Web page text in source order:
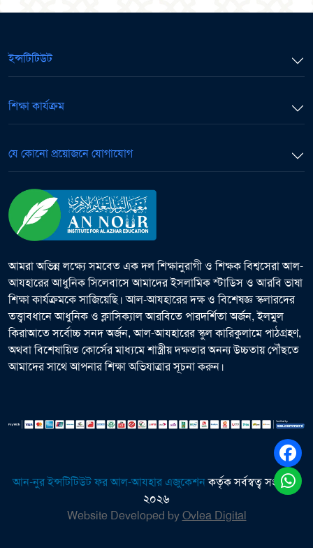
ইন্সটিটিউট
শিক্ষা কার্যক্রম
যে কোনো প্রয়োজনে যোগাযোগ
আমরা অভিন্ন লক্ষ্যে সমবেত এক দল শিক্ষানুরাগী ও শিক্ষক বিশ্বসেরা আল-
আযহারের আধুনিক সিলেবাসে আমাদের ইসলামিক স্টাডিস ও আরবি ভাষা
শিক্ষা কার্যক্রমকে সাজিয়েছি। আল-আযহারের দক্ষ ও বিশেষজ্ঞ স্কলারদের
তত্ত্বাবধানে আধুনিক ও ক্লাসিক্যাল আরবিতে পারদর্শিতা অর্জন, ইলমুল
কিরাআতে সর্বোচ্চ সনদ অর্জন, আল-আযহারের স্কুল কারিকুলামে পাঠগ্রহণ,
অথবা বিশেষায়িত কোর্সের মাধ্যমে শাস্ত্রীয় দক্ষতার অনন্য উচ্চতায় পৌঁছতে
আমাদের সাথে আপনার শিক্ষা অভিযাত্রার সূচনা করুন।
আন-নুর ইন্সটিটিউট ফর আল-আযহার এজুকেশনকর্তৃক সর্বস্বত্ব সংরক্ষিত
২০২৬
Website Developed byOvlea Digital